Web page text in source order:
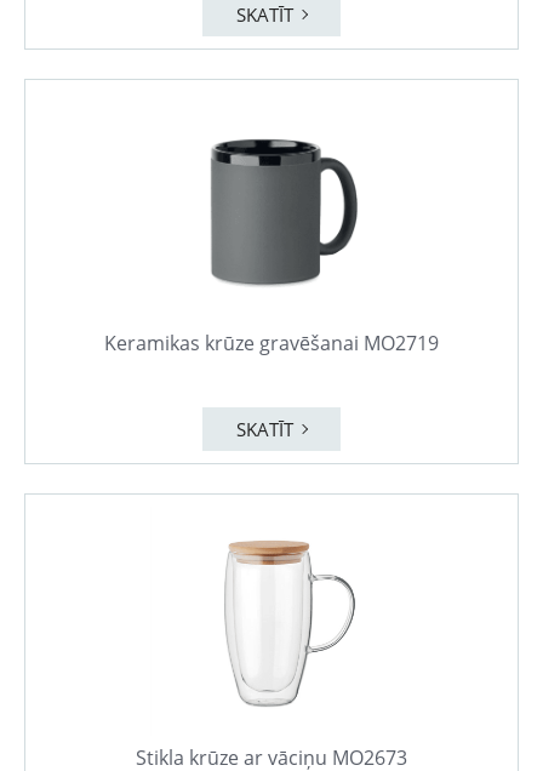
SKATĪT
Keramikas krūze gravēšanai MO2719
SKATĪT
Stikla krūze ar vāciņu MO2673